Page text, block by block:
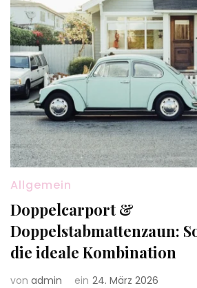
Allgemein
Doppelcarport &
Doppelstabmattenzaun:
die ideale Kombination
von admin ein 24. März 2026